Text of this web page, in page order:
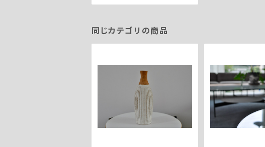
同じカテゴリの商品